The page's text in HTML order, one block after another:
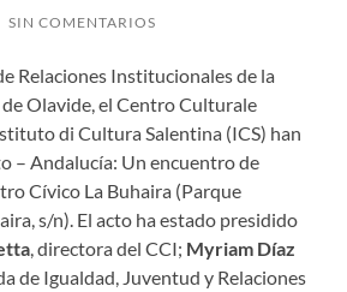
SIN COMENTARIOS
Relaciones Institucionales de la
Olavide, el Centro Culturale
di Cultura Salentina (ICS) han
– Andalucía: Un encuentro de
Cívico La Buhaira (Parque
s/n). El acto ha estado presidido
, directora del CCI; Myriam Díaz
de Igualdad, Juventud y Relaciones